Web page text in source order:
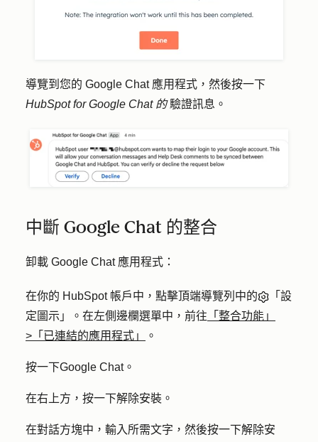
導覽到您的 Google Chat 應用程式，然後按一下
HubSpot for Google Chat 的 驗證訊息 。
中斷 Google Chat 的整合
卸載 Google Chat 應用程式：
在你的 HubSpot 帳戶中，點擊頂端導覽列中的
「設
定圖示」。在左側邊欄選單中，前往 「整合功能」
>「已連結的應用程式」
。
按一下Google Chat。
在右上方，按一下解除安裝 。
在對話方塊中，輸入所需文字，然後按一下解除安